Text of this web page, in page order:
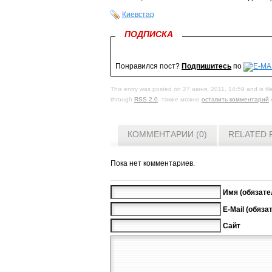
Киевстар
ПОДПИСКА
Понравился пост? Подпишитесь по
This entry was posted on 27 июня, 2011, 14:59 and is
through RSS 2.0. также можно оставить комментарий
КОММЕНТАРИИ (0) RELATED
Пока нет комментариев.
Имя
E-Mail
Сайт